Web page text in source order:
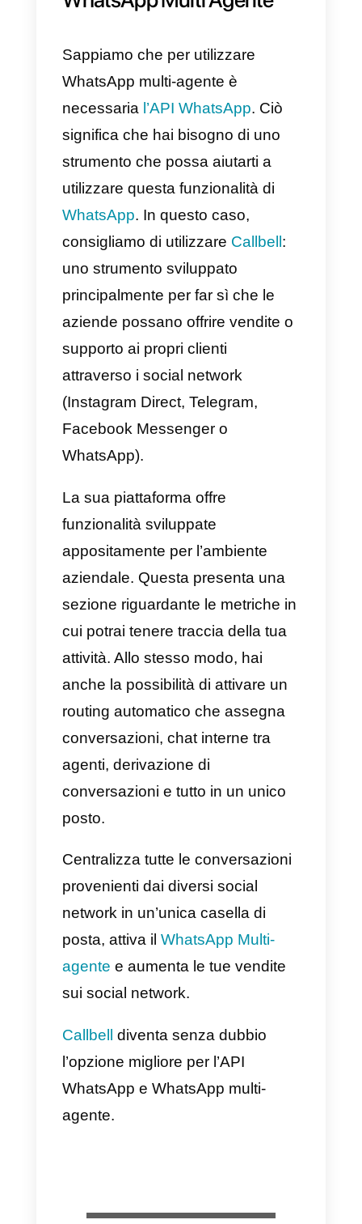
frequentemente dai dispositivi.
6) Non c’è controllo sulle chat a
cui si risponde nel caso vengano
utilizzate per affari.
WhatsApp Multi Agente
Vantaggi:
1) La connessione è molto
stabile.
2) Puoi crearepiù utenti
agenti di servizio in un unico
numero.
3) Possibilità di monitorare,
assegnare e trasferire
conversazioni tra agenti.
4) Metriche dei messaggi e del
team di servizio in generale.
5) Verifica azienda su WhatsApp.
6) Possibilità di collegare altri
canali di servizio ad altri
WhatsApp.
7) Routing automatico per le
8) Puoi aprire più di4 dispositivi
contemporaneamente
1) È a pagamento.
nuovamente numeri normali.